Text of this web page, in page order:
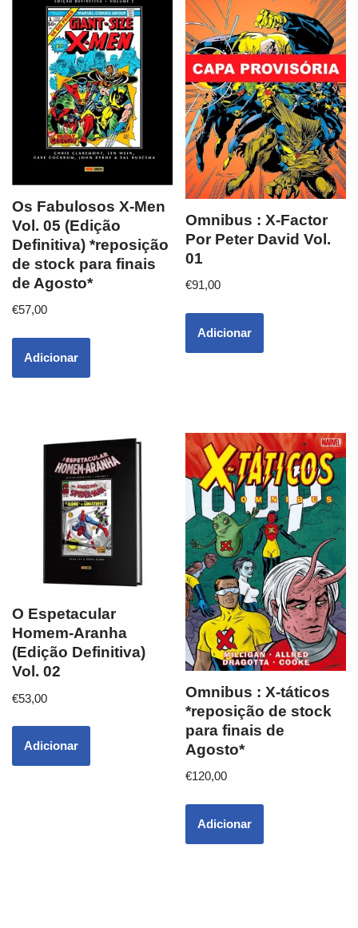
Os Fabulosos X-Men
Vol. 05 (Edição
Definitiva) *reposição
de stock para finais
de Agosto*
€57,00
Adicionar
Omnibus : X-Factor
Por Peter David Vol.
01
€91,00
Adicionar
O Espetacular
Homem-Aranha
(Edição Definitiva)
Vol. 02
€53,00
Adicionar
Omnibus : X-táticos
*reposição de stock
para finais de
Agosto*
€120,00
Adicionar